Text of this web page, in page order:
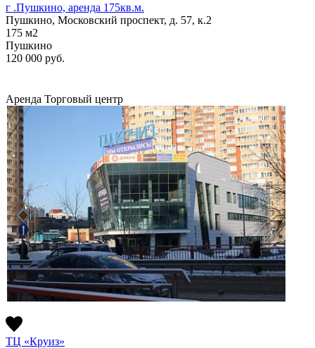
г .Пушкино, аренда 175кв.м.
Пушкино, Московский проспект, д. 57, к.2
175 м2
Пушкино
120 000 руб.
Аренда Торговый центр
ТЦ «Круиз»